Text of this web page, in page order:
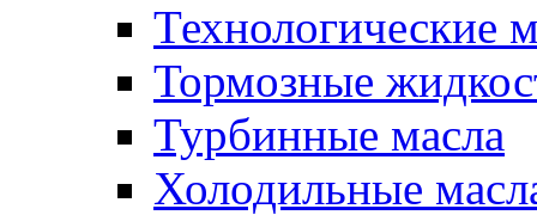
Технологические
Тормозные
Турбинные масла
Холодильные